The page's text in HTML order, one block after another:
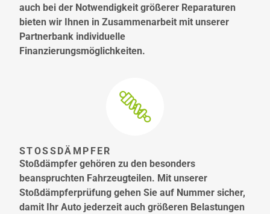
auch bei der Notwendigkeit größerer Reparaturen
bieten wir Ihnen in Zusammenarbeit mit unserer
Partnerbank individuelle
Finanzierungsmöglichkeiten.
STOSSDÄMPFER
Stoßdämpfer gehören zu den besonders
beanspruchten Fahrzeugteilen. Mit unserer
Stoßdämpferprüfung gehen Sie auf Nummer sicher,
damit Ihr Auto jederzeit auch größeren Belastungen